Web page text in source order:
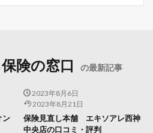
険の窓口 の最新記事
ン
2023年8月6日
2023年8月21日
保険見直し本舗 エキソアレ西神
中央店の口コミ・評判